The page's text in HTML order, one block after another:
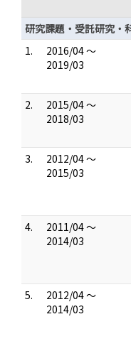
研究課題・受託研究・
1.
2016/04 ～
2019/03
2.
2015/04 ～
2018/03
3.
2012/04 ～
2015/03
4.
2011/04 ～
2014/03
5.
2012/04 ～
2014/03